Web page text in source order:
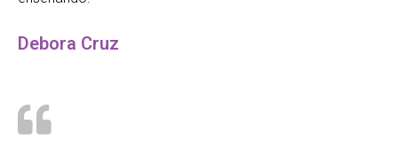
Debora Cruz